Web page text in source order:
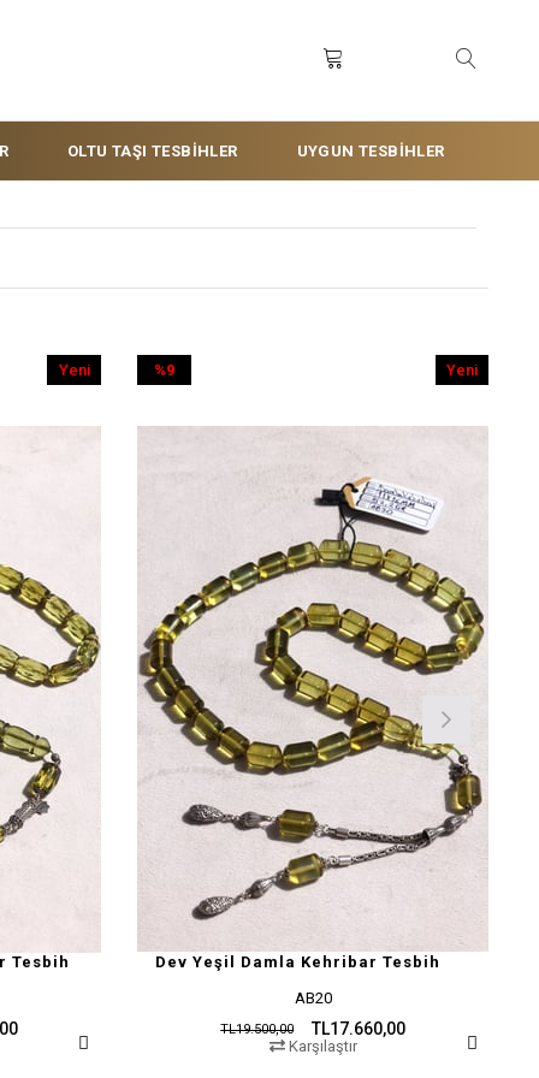
OLTU TAŞI TESBİHLER UYGUN TESBİHLER
Tesbih
Yeni
Dev Yeşil Damla Kehribar Tesbih
AB20
TL17.660,00
TL19.500,00
%9
%9İndirim
Yeni
Karşılaştır